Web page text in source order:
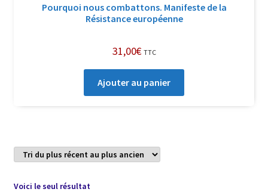
Pourquoi nous combattons. Manifeste de la
Résistance européenne
31,00€ TTC
Ajouter au panier
Voici le seul résultat